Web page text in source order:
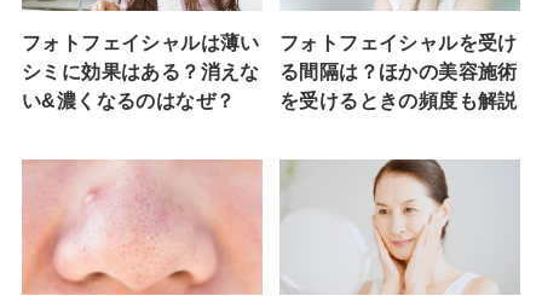
フォトフェイシャルは薄い
シミに効果はある？消えな
い&濃くなるのはなぜ？
フォトフェイシャルを受け
る間隔は？ほかの美容施術
を受けるときの頻度も解説